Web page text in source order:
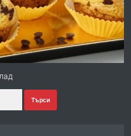
преди 5 дни
Магазин/Офис под наем в кв.
градина!
Търси